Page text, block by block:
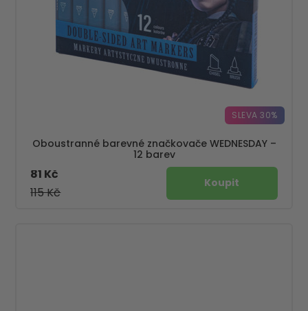
SLEVA 30%
Oboustranné barevné značkovače WEDNESDAY –
12 barev
115 Kč
81 Kč